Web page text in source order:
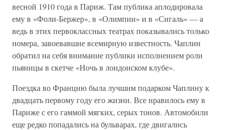
весной 1910 года в Париж. Там публика аплодировала
ему в «Фоли-Бержер», в «Олимпии» и в «Сигаль» — а
ведь в этих первоклассных театрах показывались только
номера, завоевавшие всемирную известность. Чаплин
обратил на себя внимание публики исполнением роли
пьяницы в скетче «Ночь в лондонском клубе».
Поездка во Францию была лучшим подарком Чаплину к
двадцать первому году его жизни. Все нравилось ему в
Париже с его гаммой мягких, серых тонов. Автомобили
еще редко попадались на бульварах, где двигались